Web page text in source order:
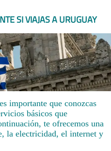
SI VIAJAS A URUGUAY
importante que conozcas
básicos que
te ofrecemos una
la electricidad, el internet y